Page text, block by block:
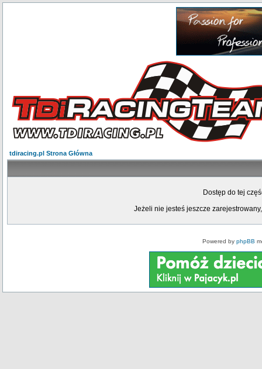
tdiracing.pl Strona Główna
Dostęp do tej
Jeżeli nie jesteś jeszcze
Powered by phpBB